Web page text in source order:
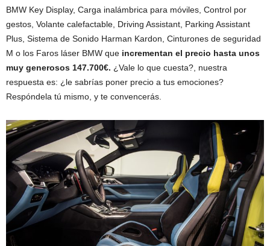
BMW Key Display, Carga inalámbrica para móviles, Control por
gestos, Volante calefactable, Driving Assistant, Parking Assistant
Plus, Sistema de Sonido Harman Kardon, Cinturones de seguridad
M o los Faros láser BMW que incrementan el precio hasta unos
muy generosos 147.700€. ¿Vale lo que cuesta?, nuestra
respuesta es: ¿le sabrías poner precio a tus emociones?
Respóndela tú mismo, y te convencerás.